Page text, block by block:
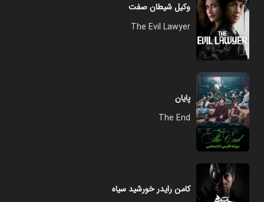
وکیل شیطان صفت
The Evil Lawyer
پایان
The End
کامن رایدر خورشید سیاه